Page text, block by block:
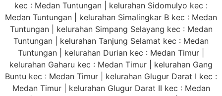
kec : Medan Tuntungan | kelurahan Sidomulyo kec :
Medan Tuntungan | kelurahan Simalingkar B kec : Medan
Tuntungan | kelurahan Simpang Selayang kec : Medan
Tuntungan | kelurahan Tanjung Selamat kec : Medan
Tuntungan | kelurahan Durian kec : Medan Timur |
kelurahan Gaharu kec : Medan Timur | kelurahan Gang
Buntu kec : Medan Timur | kelurahan Glugur Darat I kec :
Medan Timur | kelurahan Glugur Darat II kec : Medan